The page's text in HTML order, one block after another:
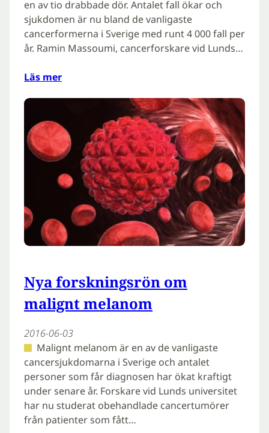
en av tio drabbade dör. Antalet fall ökar och
sjukdomen är nu bland de vanligaste
cancerformerna i Sverige med runt 4 000 fall per
år. Ramin Massoumi, cancerforskare vid Lunds…
Läs mer
Nya forskningsrön om
malignt melanom
2016-06-03
Malignt melanom är en av de vanligaste
cancersjukdomarna i Sverige och antalet
personer som får diagnosen har ökat kraftigt
under senare år. Forskare vid Lunds universitet
har nu studerat obehandlade cancertumörer
från patienter som fått…